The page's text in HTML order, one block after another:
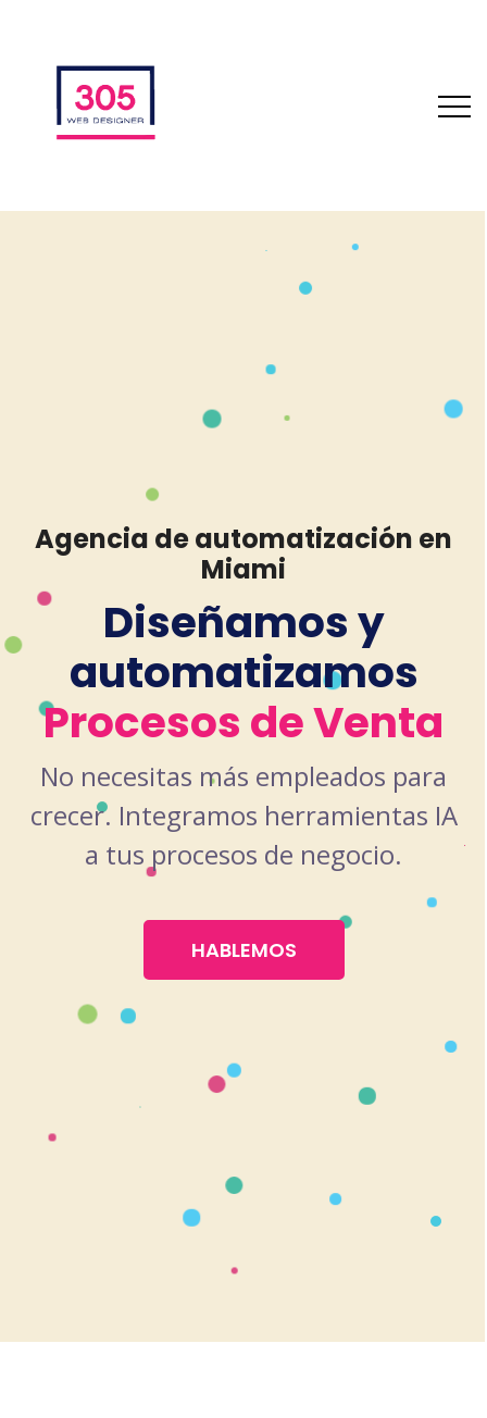
Agencia de automatización en
Miami
Diseñamos y
automatizamos
Procesos de Venta
No necesitas más empleados para
crecer. Integramos herramientas IA
a tus procesos de negocio.
HABLEMOS